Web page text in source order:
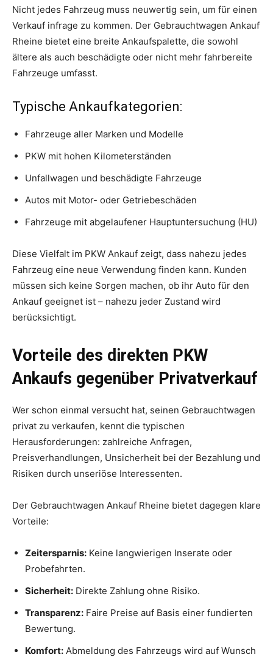
Nicht jedes Fahrzeug muss neuwertig sein, um für einen
Verkauf infrage zu kommen. Der Gebrauchtwagen Ankauf
Rheine bietet eine breite Ankaufspalette, die sowohl
ältere als auch beschädigte oder nicht mehr fahrbereite
Fahrzeuge umfasst.
Typische Ankaufkategorien:
Fahrzeuge aller Marken und Modelle
PKW mit hohen Kilometerständen
Unfallwagen und beschädigte Fahrzeuge
Autos mit Motor- oder Getriebeschäden
Fahrzeuge mit abgelaufener Hauptuntersuchung (HU)
Diese Vielfalt im PKW Ankauf zeigt, dass nahezu jedes
Fahrzeug eine neue Verwendung finden kann. Kunden
müssen sich keine Sorgen machen, ob ihr Auto für den
Ankauf geeignet ist – nahezu jeder Zustand wird
berücksichtigt.
Vorteile des direkten PKW
Ankaufs gegenüber Privatverkauf
Wer schon einmal versucht hat, seinen Gebrauchtwagen
privat zu verkaufen, kennt die typischen
Herausforderungen: zahlreiche Anfragen,
Preisverhandlungen, Unsicherheit bei der Bezahlung und
Risiken durch unseriöse Interessenten.
Der Gebrauchtwagen Ankauf Rheine bietet dagegen klare
Vorteile:
Zeitersparnis: Keine langwierigen Inserate oder
Probefahrten.
Sicherheit: Direkte Zahlung ohne Risiko.
Transparenz: Faire Preise auf Basis einer fundierten
Bewertung.
Komfort: Abmeldung des Fahrzeugs wird auf Wunsch